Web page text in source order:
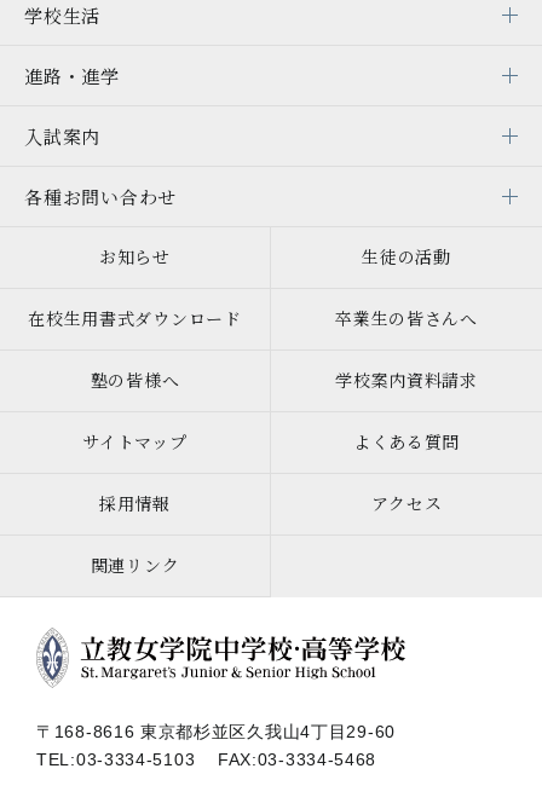
学校生活
進路・進学
入試案内
各種お問い合わせ
お知らせ 生徒の活動
在校生用書式ダウンロード 卒業生の皆さんへ
塾の皆様へ 学校案内資料請求
サイトマップ よくある質問
採用情報 アクセス
関連リンク
〒168-8616 東京都杉並区久我山4丁目29-60
TEL:03-3334-5103 FAX:03-3334-5468